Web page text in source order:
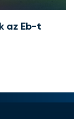
az Eb-t